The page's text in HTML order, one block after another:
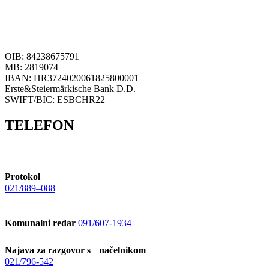
OIB: 84238675791
MB: 2819074
IBAN: HR3724020061825800001
Erste&Steiermärkische Bank D.D.
SWIFT/BIC: ESBCHR22
TELEFON
Protokol
021/889–088
Komunalni redar 091/607-1934
Najava za razgovor s načelnikom
021/796-542